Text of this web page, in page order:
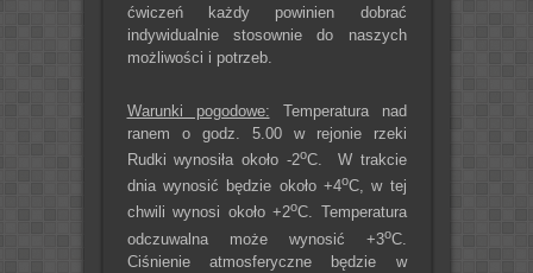
ćwiczeń każdy powinien dobrać
indywidualnie stosownie do naszych
możliwości i potrzeb.
Warunki pogodowe: Temperatura nad
ranem o godz. 5.00 w rejonie rzeki
Rudki wynosiła około -2oC. W trakcie
dnia wynosić będzie około +4oC, w tej
chwili wynosi około +2oC. Temperatura
odczuwalna może wynosić +3oC.
Ciśnienie atmosferyczne będzie w